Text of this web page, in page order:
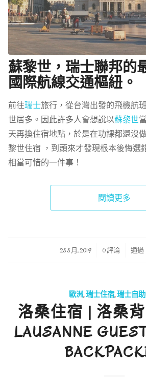
蘇黎世，瑞士聯邦的
國際航線交通樞紐。
前往瑞士旅行，從台灣出發的飛機航
世居多。因此許多人會想說以蘇黎世
天再換住宿地點，於是在功課都還沒
黎世住宿 ，到頭來才發現根本後悔選
相當可惜的一件事！
閱讀更多
28 8 月, 2019
/ 0 評論 通過
歐洲,瑞士住宿,瑞士自
洛桑住宿 | 洛桑
LAUSANNE